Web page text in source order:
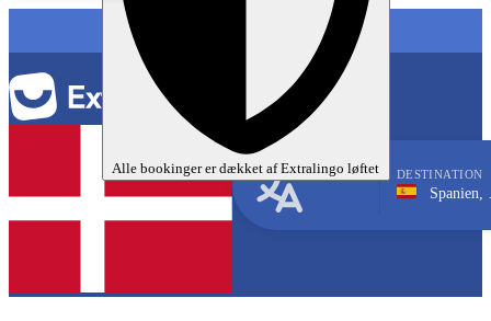
Alle bookinger er dækket afExtralingo løftet DESTINATION
Spanien, Salamanca